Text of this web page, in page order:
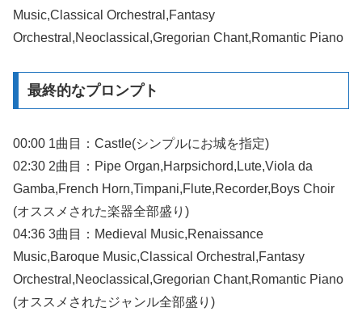
Music,Classical Orchestral,Fantasy
Orchestral,Neoclassical,Gregorian Chant,Romantic Piano
最終的なプロンプト
00:00 1曲目：Castle(シンプルにお城を指定)
02:30 2曲目：Pipe Organ,Harpsichord,Lute,Viola da
Gamba,French Horn,Timpani,Flute,Recorder,Boys Choir
(オススメされた楽器全部盛り)
04:36 3曲目：Medieval Music,Renaissance
Music,Baroque Music,Classical Orchestral,Fantasy
Orchestral,Neoclassical,Gregorian Chant,Romantic Piano
(オススメされたジャンル全部盛り)